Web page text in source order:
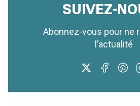
SUIVEZ-
Abonnez-vous pour ne
l’actualité